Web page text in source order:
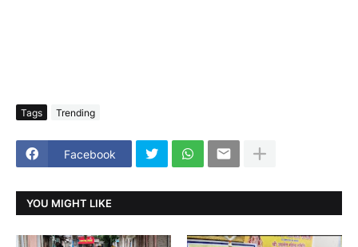
Tags Trending
Facebook
YOU MIGHT LIKE